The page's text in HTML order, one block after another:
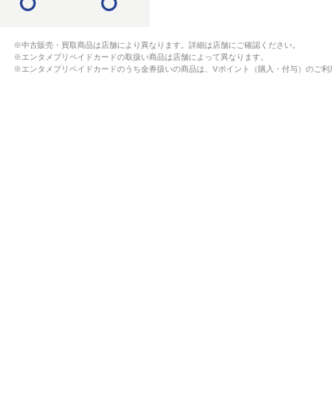
※中古販売・買取商品は店舗により異なります。詳細は店舗にご確認ください。
※エンタメプリペイドカードの取扱い商品は店舗によって異なります。
※エンタメプリペイドカードのうち金券扱いの商品は、Vポイント（購入・付与）のご利